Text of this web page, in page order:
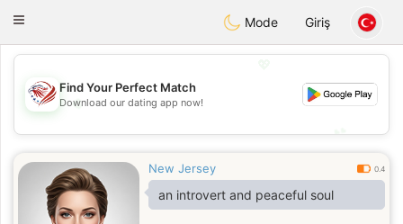
Dating
Toggle
Mode Giriş
💖
💕
Find Your Perfect Match
Download our dating app now!
New Jersey 0.4
an introvert and peaceful soul